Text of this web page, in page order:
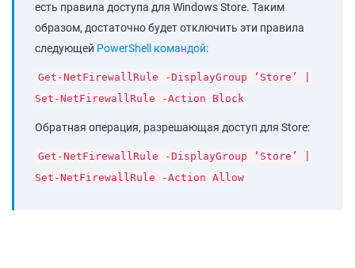
есть правила доступа для Windows Store. Таким
образом, достаточно будет отключить эти правила
следующей PowerShell командой:
Get-NetFirewallRule -DisplayGroup ‘Store’ |
Set-NetFirewallRule -Action Block
Обратная операция, разрешающая доступ для Store:
Get-NetFirewallRule -DisplayGroup ‘Store’ |
Set-NetFirewallRule -Action Allow